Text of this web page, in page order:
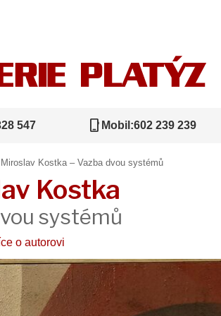
547 phone_iphone Mobil:602 239 239
Miroslav Kostka – Vazba dvou systémů
Kostka
systémů
o autorovi